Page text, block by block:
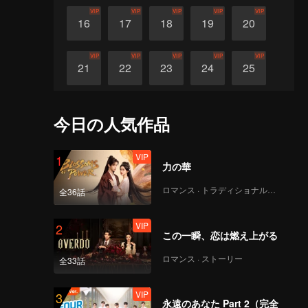
16
VIP
17
VIP
18
VIP
19
VIP
20
VIP
21
VIP
22
VIP
23
VIP
24
VIP
25
VIP
今日の人気作品
1
全36話
VIP
力の華
ロマンス · トラディショナル・コスチューム
2
全33話
VIP
この一瞬、恋は燃え上がる
ロマンス · ストーリー
3 VIP
永遠のあなた Part 2（完全